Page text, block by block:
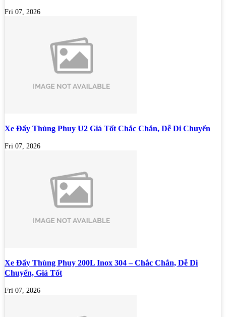
Fri 07, 2026
Xe Đẩy Thùng Phuy U2 Giá Tốt Chắc Chắn, Dễ Di Chuyển
Fri 07, 2026
Xe Đẩy Thùng Phuy 200L Inox 304 – Chắc Chắn, Dễ Di
Chuyển, Giá Tốt
Fri 07, 2026